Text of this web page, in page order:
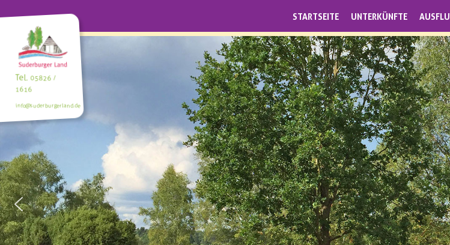
STARTSEITE UNTERKÜNFTE
Tel.05826 /
1616
info@suderburgerland.de